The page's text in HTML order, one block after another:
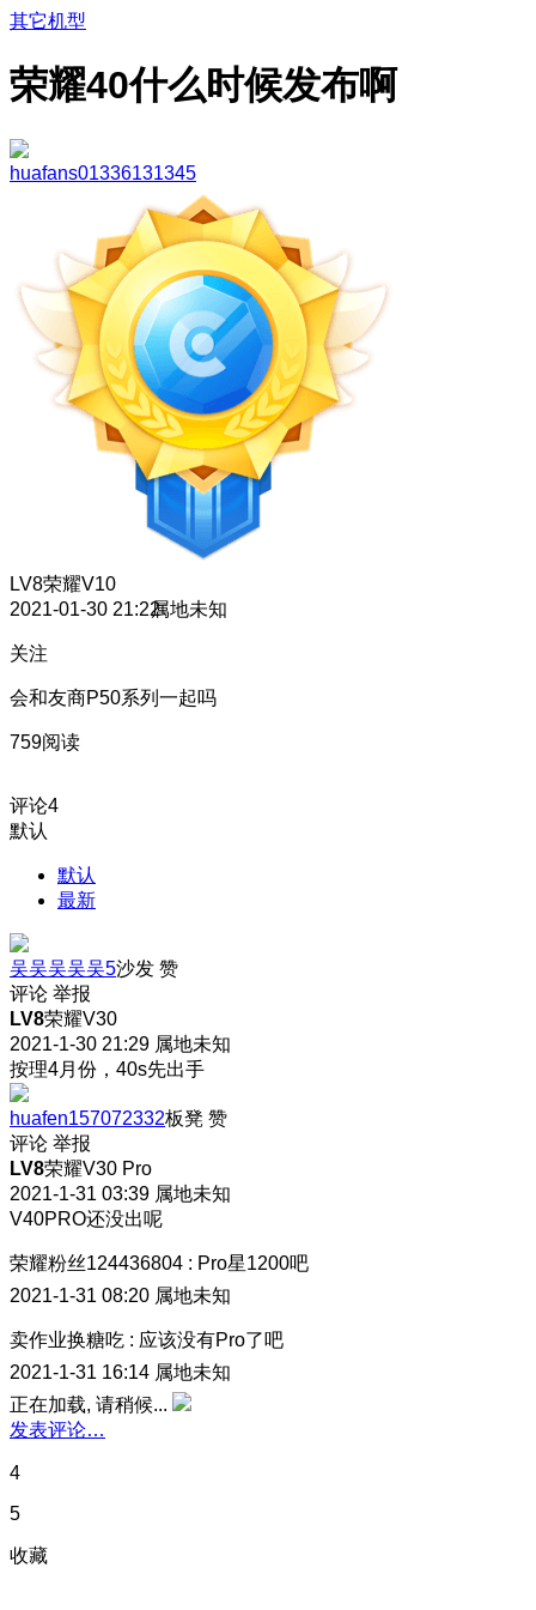
其它机型
荣耀40什么时候发布啊
huafans01336131345
LV8荣耀V10
2021-01-30 21:22属地未知
关注
会和友商P50系列一起吗
759阅读
评论4
默认
默认
最新
吴吴吴吴吴5沙发 赞
评论 举报
LV8荣耀V30
2021-1-30 21:29 属地未知
按理4月份，40s先出手
huafen157072332板凳 赞
评论 举报
LV8荣耀V30 Pro
2021-1-31 03:39 属地未知
V40PRO还没出呢
荣耀粉丝124436804 : Pro星1200吧
2021-1-31 08:20 属地未知
卖作业换糖吃 : 应该没有Pro了吧
2021-1-31 16:14 属地未知
正在加载, 请稍候...
发表评论…
4
5
收藏